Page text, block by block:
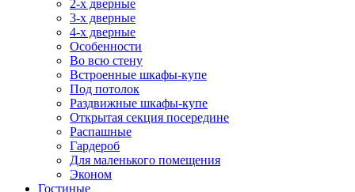
2-х дверные
3-х дверные
4-х дверные
Особенности
Во всю стену
Встроенные шкафы-купе
Под потолок
Раздвижные шкафы-купе
Открытая секция посередине
Распашные
Гардероб
Для маленького помещения
Эконом
Гостиные